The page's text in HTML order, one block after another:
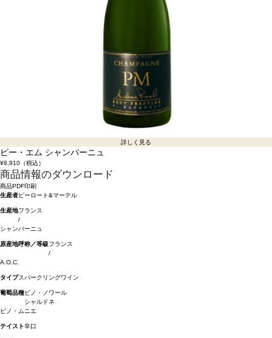
詳しく見る
ピー・エム シャンパーニュ
¥8,910（税込）
商品情報のダウンロード
商品PDF印刷
生産者ピーロート&マーテル
生産地フランス
/
シャンパーニュ
原産地呼称／等級フランス
/
A.O.C.
タイプスパークリングワイン
葡萄品種ピノ・ノワール
シャルドネ
ピノ・ムニエ
テイスト辛口